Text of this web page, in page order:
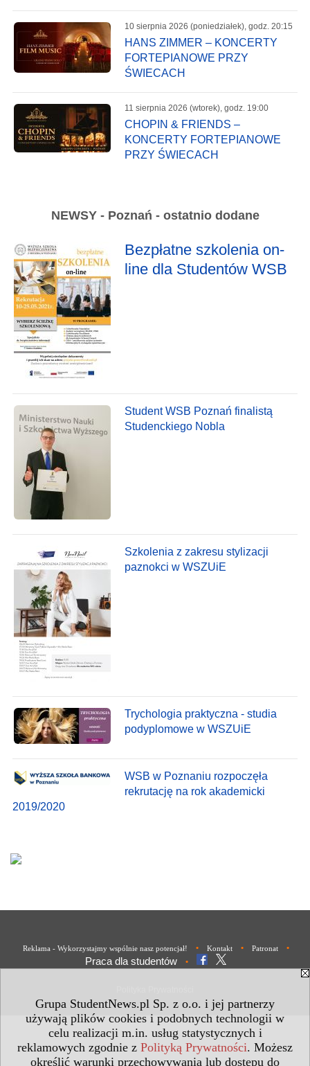
Grupa StudentNews.pl Sp. z o.o. i jej partnerzy
używają plików cookies i podobnych technologii w
celu realizacji m.in. usług statystycznych i
reklamowych zgodnie z Polityką Prywatności. Możesz
określić warunki przechowywania lub dostępu do
10 sierpnia 2026 (poniedziałek), godz. 20:15
HANS ZIMMER – KONCERTY
FORTEPIANOWE PRZY
ŚWIECACH
11 sierpnia 2026 (wtorek), godz. 19:00
CHOPIN & FRIENDS –
KONCERTY FORTEPIANOWE
PRZY ŚWIECACH
NEWSY - Poznań - ostatnio dodane
Bezpłatne szkolenia on-
line dla Studentów WSB
Student WSB Poznań finalistą
Studenckiego Nobla
Szkolenia z zakresu stylizacji
paznokci w WSZUiE
Trychologia praktyczna - studia
podyplomowe w WSZUiE
WSB w Poznaniu rozpoczęła
rekrutację na rok akademicki
2019/2020
Reklama - Wykorzystajmy wspólnie nasz potencjał! • Kontakt • Patronat •
Praca dla studentów •